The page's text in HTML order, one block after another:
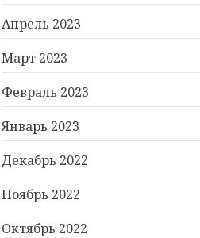
Апрель 2023
Март 2023
Февраль 2023
Январь 2023
Декабрь 2022
Ноябрь 2022
Октябрь 2022